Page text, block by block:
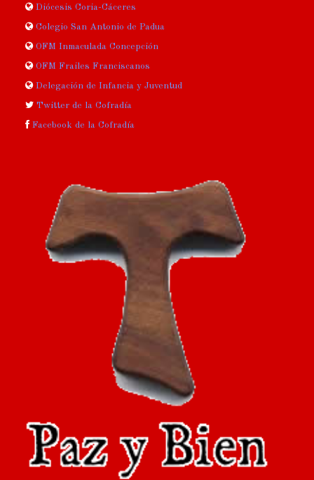
Diócesis Coria-Cáceres
Colegio San Antonio de Padua
OFM Inmaculada Concepción
OFM Frailes Franciscanos
Delegación de Infancia y Juventud
Twitter de la Cofradía
Facebook de la Cofradía